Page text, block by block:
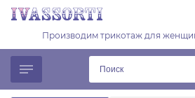
Производим трикотаж для